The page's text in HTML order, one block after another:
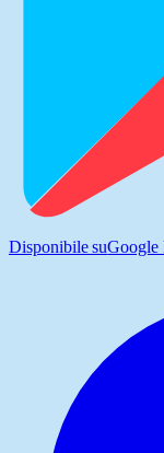
Disponibile suGoogle